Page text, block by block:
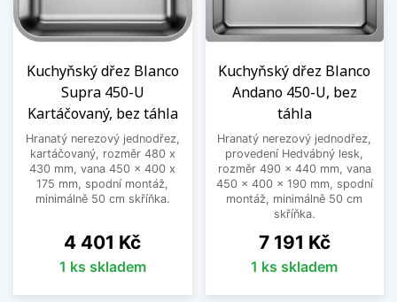
Kuchyňský dřez Blanco
Supra 450-U
Kartáčovaný, bez táhla
Hranatý nerezový jednodřez,
kartáčovaný, rozměr 480 x
430 mm, vana 450 x 400 x
175 mm, spodní montáž,
minimálně 50 cm skříňka.
Cena
4 401 Kč
1 ks skladem
Kuchyňský dřez Blanco
Andano 450-U, bez
táhla
Hranatý nerezový jednodřez,
provedení Hedvábný lesk,
rozměr 490 x 440 mm, vana
450 x 400 x 190 mm, spodní
montáž, minimálně 50 cm
skříňka.
Cena
7 191 Kč
1 ks skladem